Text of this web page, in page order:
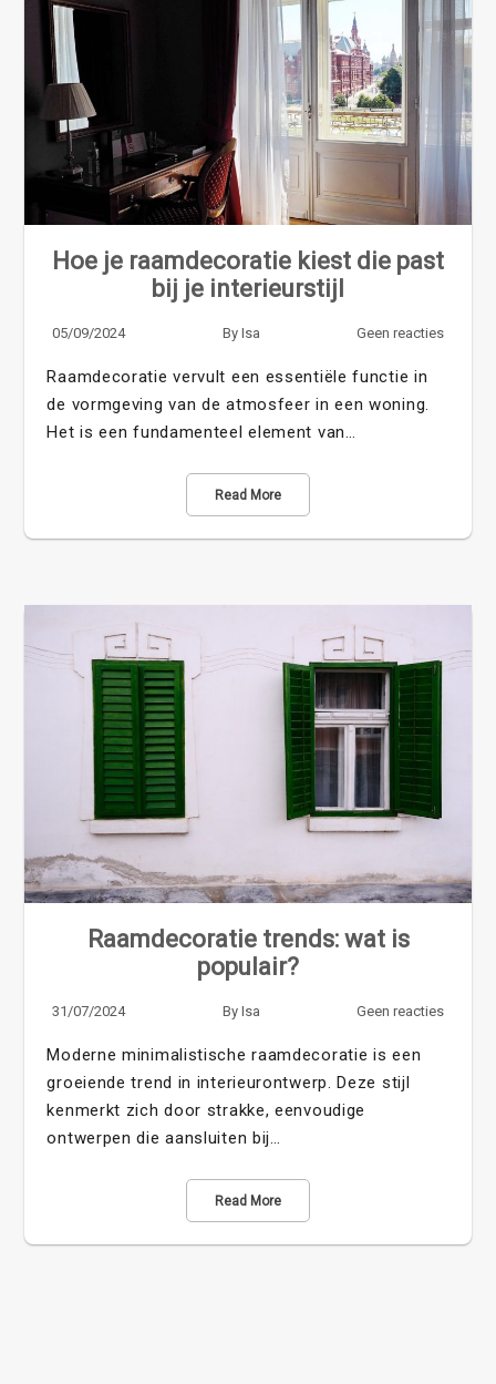
Hoe je raamdecoratie kiest die past
bij je interieurstijl
05/09/2024 By Isa Geen reacties
Raamdecoratie vervult een essentiële functie in
de vormgeving van de atmosfeer in een woning.
Het is een fundamenteel element van…
Read More
Raamdecoratie trends: wat is
populair?
31/07/2024 By Isa Geen reacties
Moderne minimalistische raamdecoratie is een
groeiende trend in interieurontwerp. Deze stijl
kenmerkt zich door strakke, eenvoudige
ontwerpen die aansluiten bij…
Read More